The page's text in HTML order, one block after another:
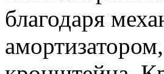
благодаря